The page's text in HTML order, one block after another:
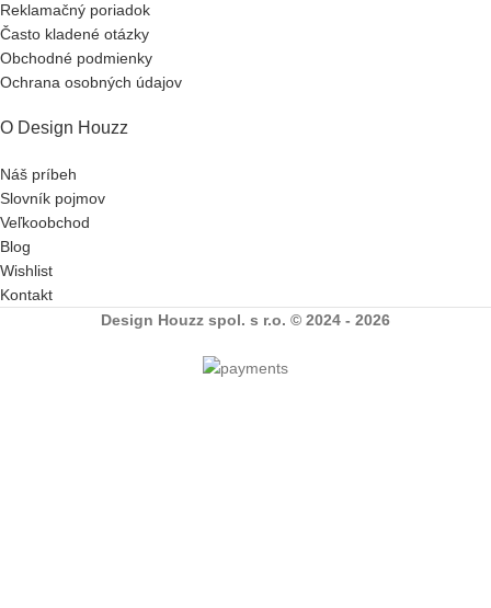
Reklamačný poriadok
Často kladené otázky
Obchodné podmienky
Ochrana osobných údajov
O Design Houzz
Náš príbeh
Slovník pojmov
Veľkoobchod
Blog
Wishlist
Kontakt
Design Houzz spol. s r.o. © 2024 - 2026